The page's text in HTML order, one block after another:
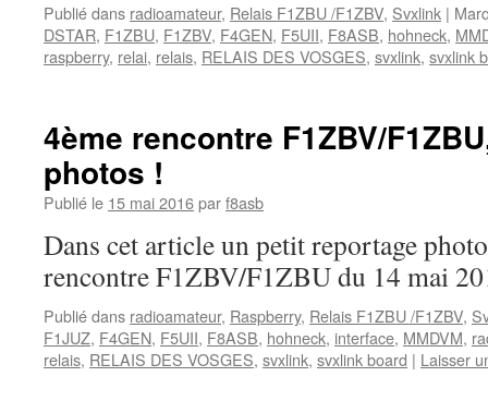
Publié dans radioamateur, Relais F1ZBU /F1ZBV, Svxlink |
DSTAR, F1ZBU, F1ZBV, F4GEN, F5UII, F8ASB, hohneck,
raspberry, relai, relais, RELAIS DES VOSGES, svxlink, svxlink
4ème rencontre F1ZBV/
photos !
Publié le 15 mai 2016parf8asb
Dans cet article un petit reportage
rencontre F1ZBV/F1ZBU du 14 mai
Publié dans radioamateur, Raspberry, Relais F1ZBU /F1ZBV,
F1JUZ, F4GEN, F5UII, F8ASB, hohneck, interface, MMDVM,
relais, RELAIS DES VOSGES, svxlink, svxlink board | Laisser